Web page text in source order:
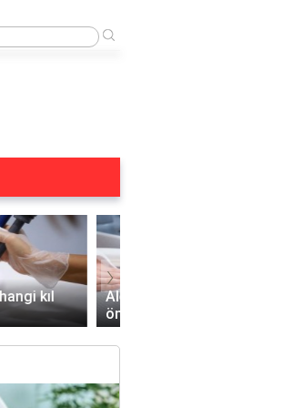
alınır mı?
gitmeden
olmalı?
›
kıl tipine uygun?